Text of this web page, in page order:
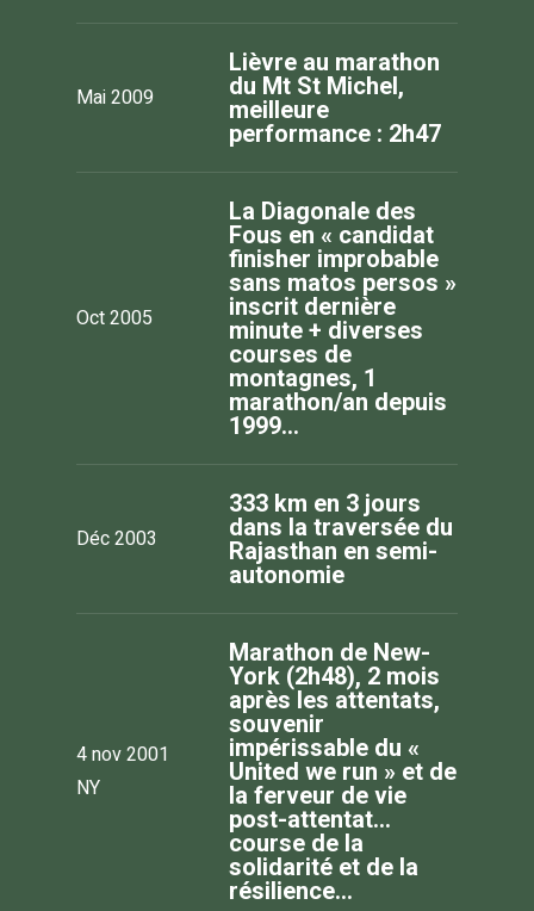
Mai 2009
Lièvre au marathon
du Mt St Michel,
meilleure
performance : 2h47
Oct 2005
La Diagonale des
Fous en « candidat
finisher improbable
sans matos persos »
inscrit dernière
minute + diverses
courses de
montagnes, 1
marathon/an depuis
1999…
Déc 2003
333 km en 3 jours
dans la traversée du
Rajasthan en semi-
autonomie
4 nov 2001
NY
Marathon de New-
York (2h48), 2 mois
après les attentats,
souvenir
impérissable du «
United we run » et de
la ferveur de vie
post-attentat…
course de la
solidarité et de la
résilience…